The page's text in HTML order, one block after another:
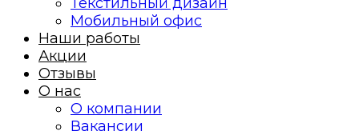
Мобильный офис
Наши работы
Акции
Отзывы
О нас
О компании
Вакансии